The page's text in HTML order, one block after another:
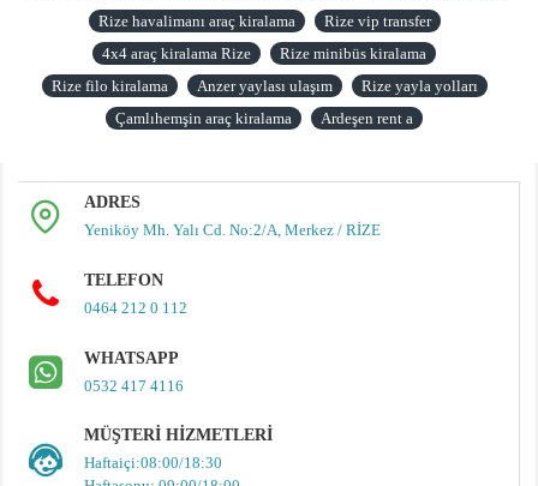
Rize havalimanı araç kiralama
Rize vip transfer
4x4 araç kiralama Rize
Rize minibüs kiralama
Rize filo kiralama
Anzer yaylası ulaşım
Rize yayla yolları
Çamlıhemşin araç kiralama
Ardeşen rent a
ADRES
Yeniköy Mh. Yalı Cd. No:2/A, Merkez / RİZE
TELEFON
0464 212 0 112
WHATSAPP
0532 417 4116
MÜŞTERI HIZMETLERI
Haftaiçi:08:00/18:30